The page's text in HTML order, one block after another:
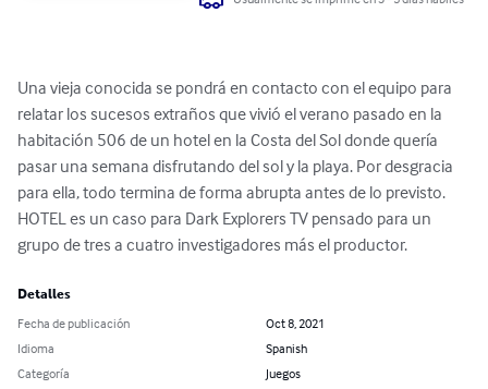
Una vieja conocida se pondrá en contacto con el equipo para
relatar los sucesos extraños que vivió el verano pasado en la
habitación 506 de un hotel en la Costa del Sol donde quería
pasar una semana disfrutando del sol y la playa. Por desgracia
para ella, todo termina de forma abrupta antes de lo previsto.
HOTEL es un caso para Dark Explorers TV pensado para un
grupo de tres a cuatro investigadores más el productor.
Detalles
Fecha de publicación
Oct 8, 2021
Idioma
Spanish
Categoría
Juegos